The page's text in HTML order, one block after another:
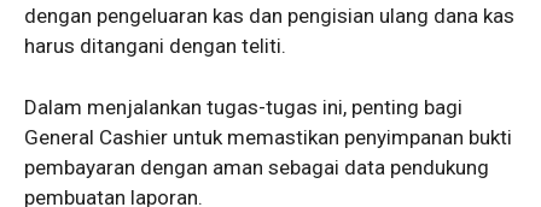
dengan pengeluaran kas dan pengisian ulang dana kas
harus ditangani dengan teliti.
Dalam menjalankan tugas-tugas ini, penting bagi
General Cashier untuk memastikan penyimpanan bukti
pembayaran dengan aman sebagai data pendukung
pembuatan laporan.